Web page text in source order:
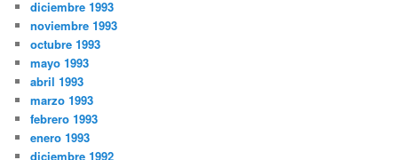
diciembre 1993
noviembre 1993
octubre 1993
mayo 1993
abril 1993
marzo 1993
febrero 1993
enero 1993
diciembre 1992